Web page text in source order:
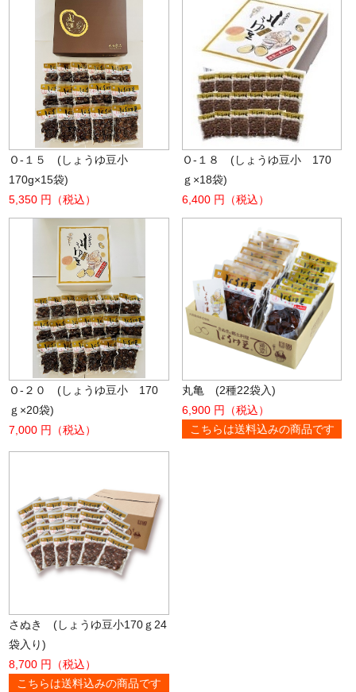
Ｏ-１５ (しょうゆ豆小
170g×15袋)
5,350 円（税込）
Ｏ-１８ (しょうゆ豆小 170
ｇ×18袋)
6,400 円（税込）
Ｏ-２０ (しょうゆ豆小 170
ｇ×20袋)
7,000 円（税込）
丸亀 (2種22袋入)
6,900 円（税込）
こちらは送料込みの商品です
さぬき (しょうゆ豆小170ｇ24
袋入り)
8,700 円（税込）
こちらは送料込みの商品です